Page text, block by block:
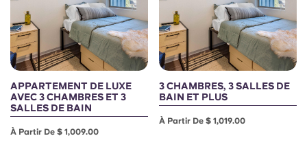
APPARTEMENT DE LUXE
AVEC 3 CHAMBRES ET 3
SALLES DE BAIN
À Partir De $ 1,009.00
3 CHAMBRES, 3 SALLES DE
BAIN ET PLUS
À Partir De $ 1,019.00